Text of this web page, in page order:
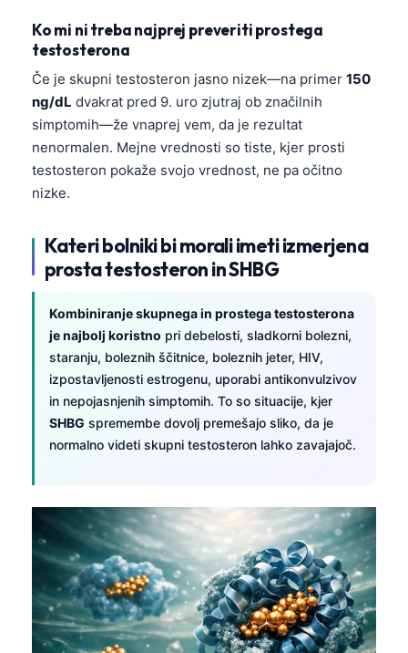
Ko mi ni treba najprej preveriti prostega
testosterona
Če je skupni testosteron jasno nizek—na primer 150
ng/dL dvakrat pred 9. uro zjutraj ob značilnih
simptomih—že vnaprej vem, da je rezultat
nenormalen. Mejne vrednosti so tiste, kjer prosti
testosteron pokaže svojo vrednost, ne pa očitno
nizke.
Kateri bolniki bi morali imeti izmerjena
prosta testosteron in SHBG
Kombiniranje skupnega in prostega testosterona
je najbolj koristno pri debelosti, sladkorni bolezni,
staranju, boleznih ščitnice, boleznih jeter, HIV,
izpostavljenosti estrogenu, uporabi antikonvulzivov
in nepojasnjenih simptomih. To so situacije, kjer
SHBG spremembe dovolj premešajo sliko, da je
normalno videti skupni testosteron lahko zavajajoč.